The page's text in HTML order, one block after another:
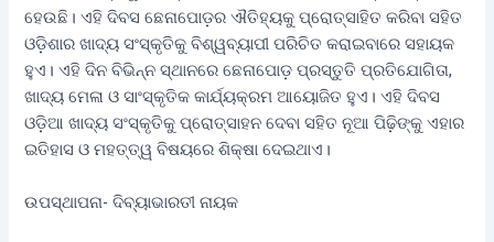
ହେଉଛି। ଏହି ଦିବସ ଛେନାପୋଡ଼ର ଐତିହ୍ୟକୁ ପ୍ରୋତ୍ସାହିତ କରିବା ସହିତ
ଓଡ଼ିଶାର ଖାଦ୍ୟ ସଂସ୍କୃତିକୁ ବିଶ୍ୱବ୍ୟାପୀ ପରିଚିତ କରାଇବାରେ ସହାୟକ
ହୁଏ। ଏହି ଦିନ ବିଭିନ୍ନ ସ୍ଥାନରେ ଛେନାପୋଡ଼ ପ୍ରସ୍ତୁତି ପ୍ରତିଯୋଗିତା,
ଖାଦ୍ୟ ମେଳା ଓ ସାଂସ୍କୃତିକ କାର୍ଯ୍ୟକ୍ରମ ଆୟୋଜିତ ହୁଏ। ଏହି ଦିବସ
ଓଡ଼ିଆ ଖାଦ୍ୟ ସଂସ୍କୃତିକୁ ପ୍ରୋତ୍ସାହନ ଦେବା ସହିତ ନୂଆ ପିଢ଼ିଙ୍କୁ ଏହାର
ଇତିହାସ ଓ ମହତ୍ତ୍ୱ ବିଷୟରେ ଶିକ୍ଷା ଦେଇଥାଏ।
ଉପସ୍ଥାପନା- ଦିବ୍ୟାଭାରତୀ ନାୟକ